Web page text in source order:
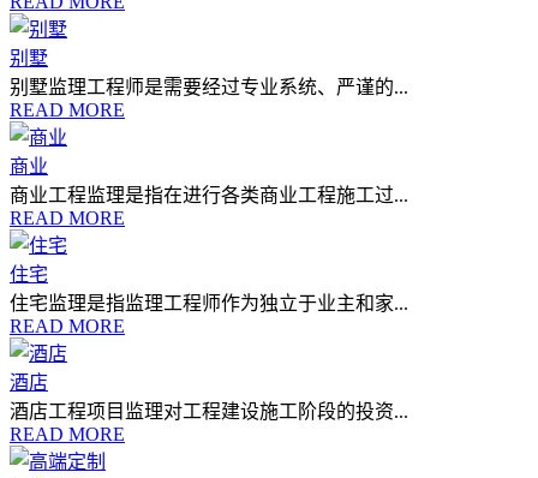
别墅
别墅监理工程师是需要经过专业系统、严谨的...
READ MORE
商业
商业工程监理是指在进行各类商业工程施工过...
READ MORE
住宅
住宅监理是指监理工程师作为独立于业主和家...
READ MORE
酒店
酒店工程项目监理对工程建设施工阶段的投资...
READ MORE